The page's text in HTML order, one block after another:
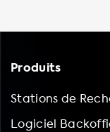
Produits
Stations de
Logiciel